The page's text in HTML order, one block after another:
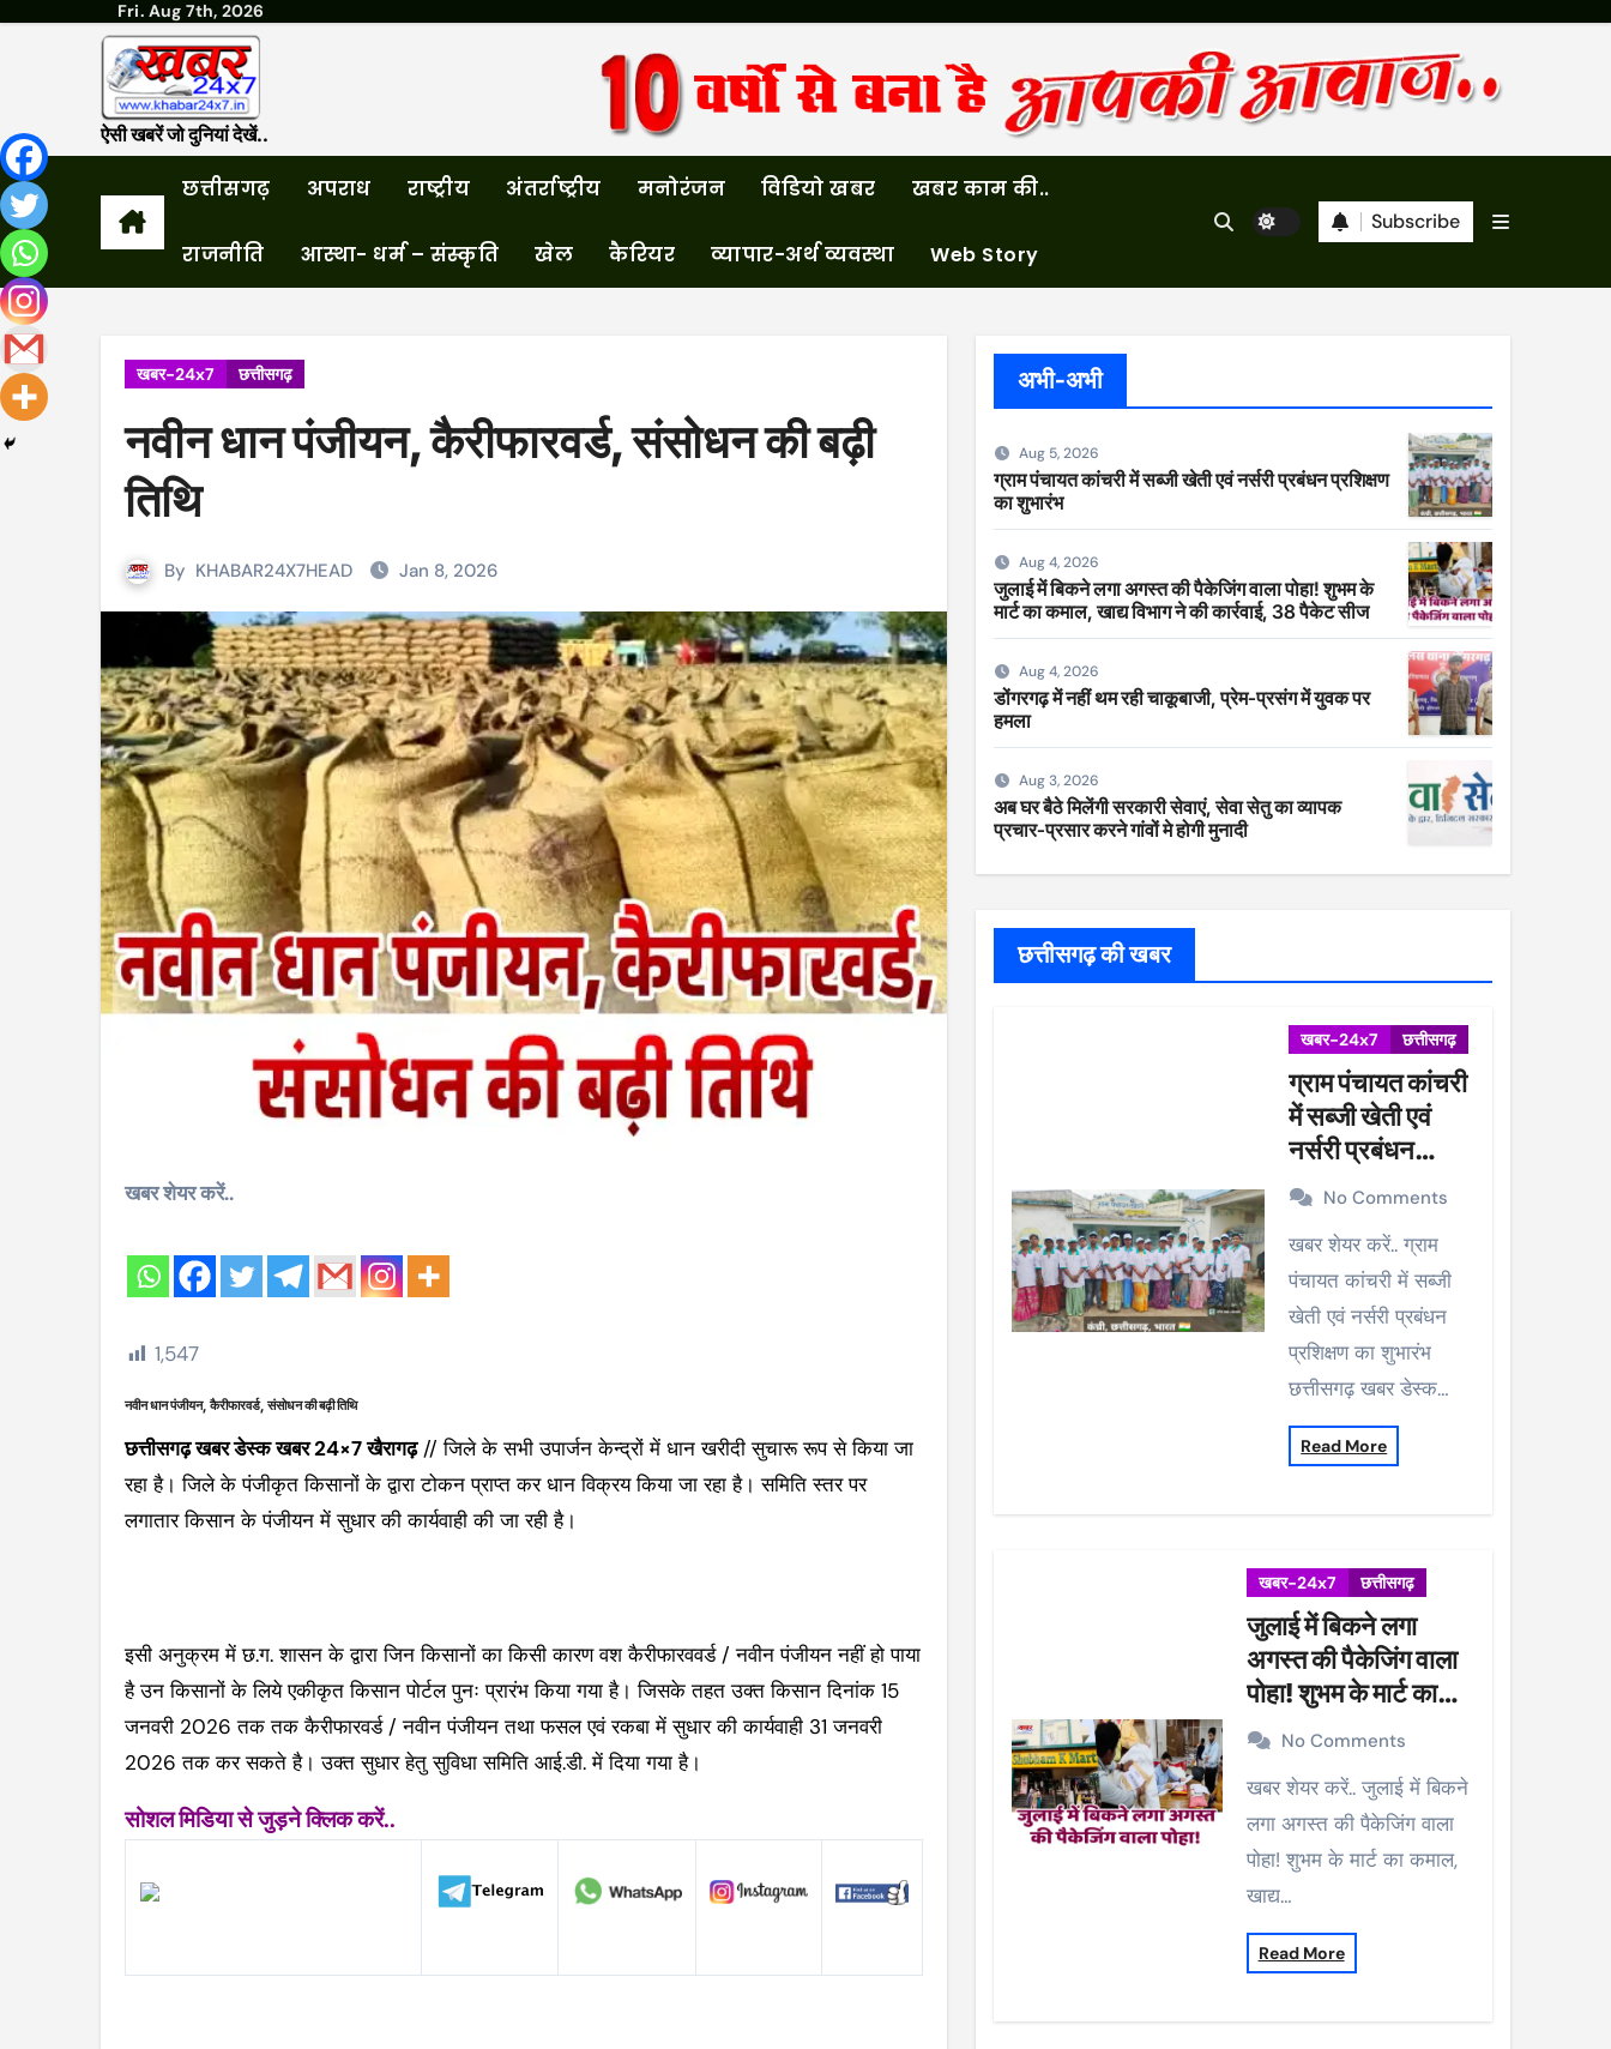
Fri. Aug 7th, 2026
ऐसी खबरें जो दुनियां देखें..
छत्तीसगढ़ अपराध राष्ट्रीय अंतर्राष्ट्रीय मनोरंजन विडियो खबर खबर काम की..
राजनीति आस्था- धर्म – संस्कृति खेल कैरियर व्यापार-अर्थ व्यवस्था Web Story
Subscribe
खबर-24x7 छत्तीसगढ़
नवीन धान पंजीयन, कैरीफारवर्ड, संसोधन की बढ़ी
तिथि
By KHABAR24X7HEAD Jan 8, 2026
खबर शेयर करें..
1,547
नवीन धान पंजीयन, कैरीफारवर्ड, संसोधन की बढ़ी तिथि
छत्तीसगढ़ खबर डेस्क खबर 24×7 खैरागढ़// जिले के सभी उपार्जन केन्द्रों में धान खरीदी सुचारू रूप से किया जा
रहा है। जिले के पंजीकृत किसानों के द्वारा टोकन प्राप्त कर धान विक्रय किया जा रहा है। समिति स्तर पर
लगातार किसान के पंजीयन में सुधार की कार्यवाही की जा रही है।
इसी अनुक्रम में छ.ग. शासन के द्वारा जिन किसानों का किसी कारण वश कैरीफारववर्ड / नवीन पंजीयन नहीं हो पाया
है उन किसानों के लिये एकीकृत किसान पोर्टल पुनः प्रारंभ किया गया है। जिसके तहत उक्त किसान दिनांक 15
जनवरी 2026 तक तक कैरीफारवर्ड / नवीन पंजीयन तथा फसल एवं रकबा में सुधार की कार्यवाही 31 जनवरी
2026 तक कर सकते है। उक्त सुधार हेतु सुविधा समिति आई.डी. में दिया गया है।
सोशल मिडिया से जुड़ने क्लिक करें..
अभी-अभी
Aug 5, 2026
ग्राम पंचायत कांचरी में सब्जी खेती एवं नर्सरी प्रबंधन प्रशिक्षण
का शुभारंभ
Aug 4, 2026
जुलाई में बिकने लगा अगस्त की पैकेजिंग वाला पोहा! शुभम के
मार्ट का कमाल, खाद्य विभाग ने की कार्रवाई, 38 पैकेट सीज
Aug 4, 2026
डोंगरगढ़ में नहीं थम रही चाकूबाजी, प्रेम-प्रसंग में युवक पर
हमला
Aug 3, 2026
अब घर बैठे मिलेंगी सरकारी सेवाएं, सेवा सेतु का व्यापक
प्रचार-प्रसार करने गांवों मे होगी मुनादी
छत्तीसगढ़ की खबर
खबर-24x7 छत्तीसगढ़
ग्राम पंचायत कांचरी
में सब्जी खेती एवं
नर्सरी प्रबंधन
प्रशिक्षण का शुभारंभ
No Comments
खबर शेयर करें.. ग्राम
पंचायत कांचरी में सब्जी
खेती एवं नर्सरी प्रबंधन
प्रशिक्षण का शुभारंभ
छत्तीसगढ़ खबर डेस्क…
Read More
खबर-24x7 छत्तीसगढ़
जुलाई में बिकने लगा
अगस्त की पैकेजिंग वाला
पोहा! शुभम के मार्ट का
कमाल, खाद्य विभाग ने की
कार्रवाई, 38 पैकेट सीज
No Comments
खबर शेयर करें.. जुलाई में बिकने
लगा अगस्त की पैकेजिंग वाला
पोहा! शुभम के मार्ट का कमाल,
खाद्य…
Read More